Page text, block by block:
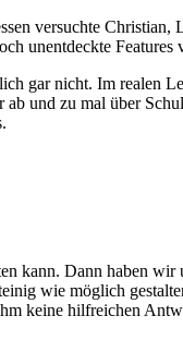
versuchte
unentdeckte Features
gar nicht. Im realen
und zu mal über
kann. Dann haben wir
wie möglich
keine hilfreichen